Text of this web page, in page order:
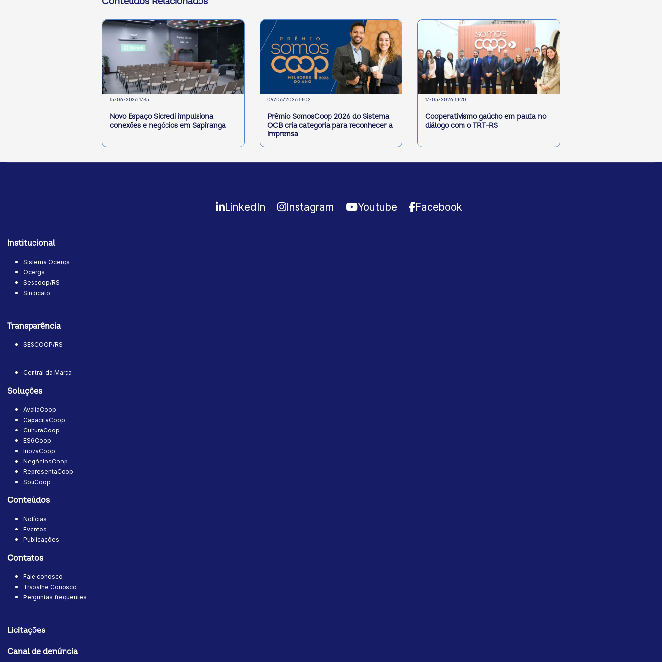
15/06/2026 13:15
Novo Espaço Sicredi impulsiona
conexões e negócios em Sapiranga
09/06/2026 14:02
Prêmio SomosCoop 2026 do Sistema
OCB cria categoria para reconhecer a
imprensa
13/05/2026 14:20
Cooperativismo gaúcho em pauta no
diálogo com o TRT-RS
LinkedIn Instagram Youtube Facebook
Institucional
Sistema Ocergs
Ocergs
Sescoop/RS
Sindicato
Transparência
SESCOOP/RS
Central da Marca
Soluções
AvaliaCoop
CapacitaCoop
CulturaCoop
ESGCoop
InovaCoop
NegóciosCoop
RepresentaCoop
SouCoop
Conteúdos
Notícias
Eventos
Publicações
Contatos
Fale conosco
Trabalhe Conosco
Perguntas frequentes
Licitações
Canal de denúncia